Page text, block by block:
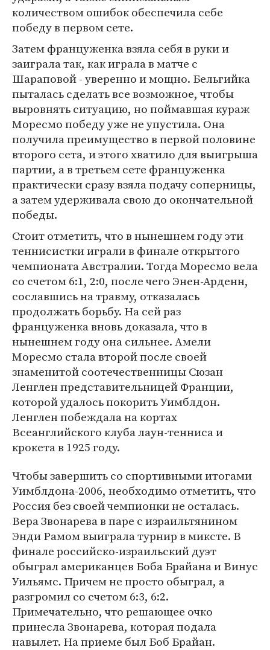
количеством ошибок обеспечила себе
победу в первом сете.
Затем француженка взяла себя в руки и
заиграла так, как играла в матче с
Шараповой - уверенно и мощно. Бельгийка
пыталась сделать все возможное, чтобы
выровнять ситуацию, но поймавшая кураж
Моресмо победу уже не упустила. Она
получила преимущество в первой половине
второго сета, и этого хватило для выигрыша
партии, а в третьем сете француженка
практически сразу взяла подачу соперницы,
а затем удерживала свою до окончательной
победы.
Стоит отметить, что в нынешнем году эти
теннисистки играли в финале открытого
чемпионата Австралии. Тогда Моресмо вела
со счетом 6:1, 2:0, после чего Энен-Арденн,
сославшись на травму, отказалась
продолжать борьбу. На сей раз
француженка вновь доказала, что в
нынешнем году она сильнее. Амели
Моресмо стала второй после своей
знаменитой соотечественницы Сюзан
Ленглен представительницей Франции,
которой удалось покорить Уимблдон.
Ленглен побеждала на кортах
Всеанглийского клуба лаун-тенниса и
крокета в 1925 году.
Чтобы завершить со спортивными итогами
Уимблдона-2006, необходимо отметить, что
Россия без своей чемпионки не осталась.
Вера Звонарева в паре с израильтянином
Энди Рамом выиграла турнир в миксте. В
финале российско-израильский дуэт
обыграл американцев Боба Брайана и Винус
Уильямс. Причем не просто обыграл, а
разгромил со счетом 6:3, 6:2.
Примечательно, что решающее очко
принесла Звонарева, которая подала
навылет. На приеме был Боб Брайан.